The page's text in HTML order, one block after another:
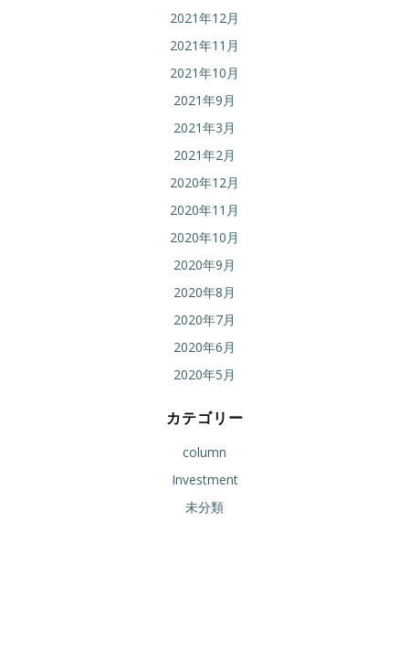
2021年12月
2021年11月
2021年10月
2021年9月
2021年3月
2021年2月
2020年12月
2020年11月
2020年10月
2020年9月
2020年8月
2020年7月
2020年6月
2020年5月
カテゴリー
column
Investment
未分類